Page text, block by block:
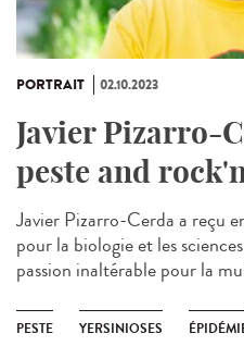
PORTRAIT 02.10.2023
Javier Pizarro-
peste and
Javier Pizarro-Cerda a reçu
pour la biologie et les
passion inaltérable pour la
PESTE YERSINIOSES